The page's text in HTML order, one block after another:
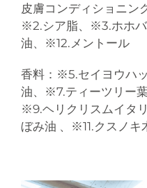
皮膚コンディショニン
※2.シア脂、※3.ホホ
油、※12.メントール
香料：※5.セイヨウハ
油、※7.ティーツリー
※9.ヘリクリスムイタ
ぼみ油 、※11.クスノキ